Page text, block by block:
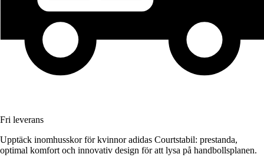
Fri leverans
Upptäck inomhusskor för kvinnor adidas Courtstabil: prestanda,
optimal komfort och innovativ design för att lysa på handbollsplanen.